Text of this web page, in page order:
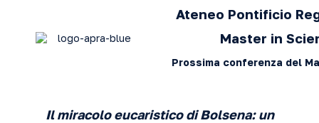
Ateneo Pontificio
Master in
Prossima conferenza del
Il miracolo eucaristico di Bolsena: un